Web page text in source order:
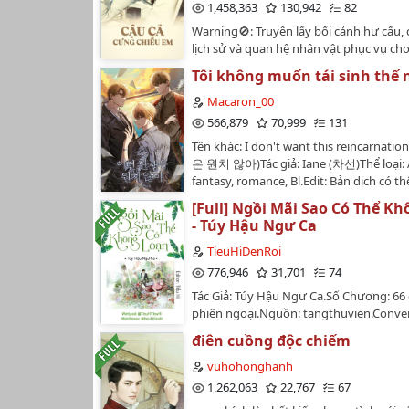
1,458,363 130,942
82
Warning🚫: Truyện lấy bối cảnh hư cấu,
lịch sử và quan hệ nhân vật phục vụ
đọc nhaaa🩷🩷…
Tôi không muốn tái sinh thế
Macaron_00
566,879
70,999
131
Tên khác: I don't want this
은 원치 않아)Tác giả: Iane (차선)Thể
fantasy, romance, Bl.Edit: Bản dịch có
được trau chuốt vẫn còn nhiều sai sót
yếu là tự dịch tự đọc tự bản thân simp.
tui còn dịch láo tró nữa.Nội dung: Tôi
một vai phụ giả tưởng hiện đại.Là con
thành của nhân vật phản diện mang
bất hạnh đã chết thay cho hắn- Han Yi-
thoát khỏi Cheon Sa-yeon và sống sót,
dụng nhân vật chính của nguyên tác-
heon.Tuy nhiên, Ha Tae-heon người
như cái phao cứu cánh lại vô cùng thờ
thay vào đó Cheon Sa-yeon lại tỏ ra
[Full] Ngồi Mãi Sao Có Thể
- Túy Hậu Ngư Ca
TieuHiDenRoi
776,946
31,701
74
Tác Giả: Túy Hậu Ngư Ca.Số Chương:
phiên ngoại.Nguồn:
Thái: Đã Hoàn Thành.Beta: Đang Tiến
Loại: Đô thị tình duyên, Hài hước, Lãng
Ngào, Cảm Động, 1vs1, HE. Ngày Đăng:
điên cuồng độc chiếm
vuhohonghanh
1,262,063
22,767
67